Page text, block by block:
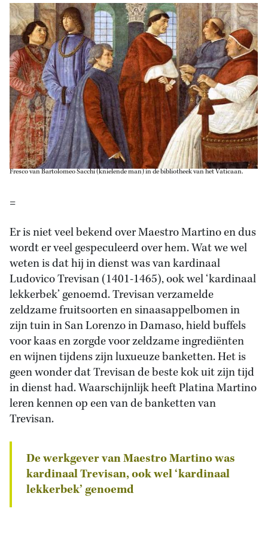
Fresco van Bartolomeo Sacchi (knielende man) in de bibliotheek van het Vaticaan.
=
Er is niet veel bekend over Maestro Martino en dus
wordt er veel gespeculeerd over hem. Wat we wel
weten is dat hij in dienst was van kardinaal
Ludovico Trevisan (1401-1465), ook wel ‘kardinaal
lekkerbek’ genoemd. Trevisan verzamelde
zeldzame fruitsoorten en sinaasappelbomen in
zijn tuin in San Lorenzo in Damaso, hield buffels
voor kaas en zorgde voor zeldzame ingrediënten
en wijnen tijdens zijn luxueuze banketten. Het is
geen wonder dat Trevisan de beste kok uit zijn tijd
in dienst had. Waarschijnlijk heeft Platina Martino
leren kennen op een van de banketten van
Trevisan.
De werkgever van Maestro Martino was
kardinaal Trevisan, ook wel ‘kardinaal
lekkerbek’ genoemd